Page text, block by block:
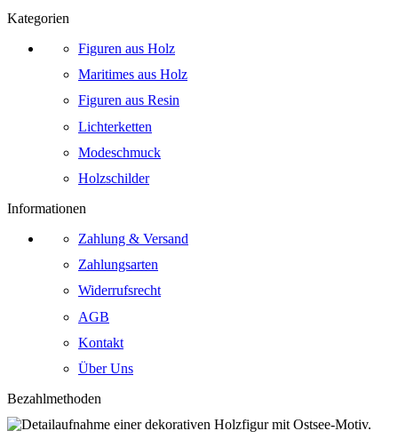
Kategorien
Figuren aus Holz
Maritimes aus Holz
Figuren aus Resin
Lichterketten
Modeschmuck
Holzschilder
Informationen
Zahlung & Versand
Zahlungsarten
Widerrufsrecht
AGB
Kontakt
Über Uns
Bezahlmethoden